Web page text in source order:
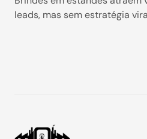
leads, mas sem estratégia